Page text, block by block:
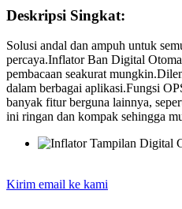
Deskripsi Singkat:
Solusi andal dan ampuh untuk
percaya.Inflator Ban Digital
pembacaan seakurat
dalam berbagai aplikasi.Fungsi
banyak fitur berguna lainnya,
ini ringan dan kompak sehingga
Kirim email ke kami